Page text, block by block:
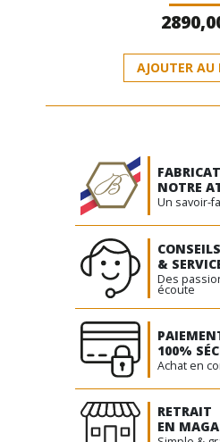
Note
0
sur
AJOUTER AU
NOTRE
Un savoir-
CONSEILS
&
Des
écoute
100%
Achat en
RETRAIT
EN